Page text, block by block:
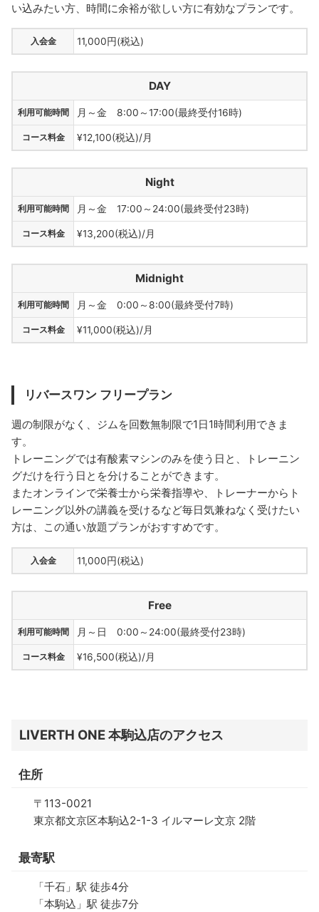
い込みたい方、時間に余裕が欲しい方に有効なプランです。
入会金 11,000円(税込)
DAY
利用可能時間 月～金 8:00～17:00(最終受付16時)
コース料金 ¥12,100(税込)/月
Night
利用可能時間 月～金 17:00～24:00(最終受付23時)
コース料金 ¥13,200(税込)/月
Midnight
利用可能時間 月～金 0:00～8:00(最終受付7時)
コース料金 ¥11,000(税込)/月
リバースワン フリープラン
週の制限がなく、ジムを回数無制限で1日1時間利用できま
す。
トレーニングでは有酸素マシンのみを使う日と、トレーニン
グだけを行う日とを分けることができます。
またオンラインで栄養士から栄養指導や、トレーナーからト
レーニング以外の講義を受けるなど毎日気兼ねなく受けたい
方は、この通い放題プランがおすすめです。
入会金 11,000円(税込)
Free
利用可能時間 月～日 0:00～24:00(最終受付23時)
コース料金 ¥16,500(税込)/月
LIVERTH ONE 本駒込店のアクセス
住所
〒113-0021
東京都文京区本駒込2-1-3 イルマーレ文京 2階
最寄駅
「千石」駅 徒歩4分
「本駒込」駅 徒歩7分